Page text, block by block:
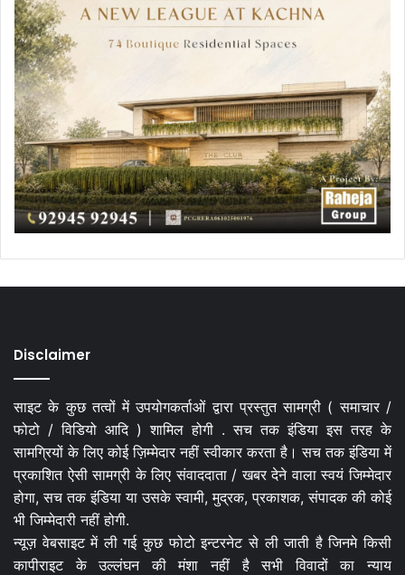
Disclaimer
साइट के कुछ तत्वों में उपयोगकर्ताओं द्वारा प्रस्तुत सामग्री ( समाचार /
फोटो / विडियो आदि ) शामिल होगी . सच तक इंडिया इस तरह के
सामग्रियों के लिए कोई ज़िम्मेदार नहीं स्वीकार करता है। सच तक इंडिया में
प्रकाशित ऐसी सामग्री के लिए संवाददाता / खबर देने वाला स्वयं जिम्मेदार
होगा, सच तक इंडिया या उसके स्वामी, मुद्रक, प्रकाशक, संपादक की कोई
भी जिम्मेदारी नहीं होगी.
न्यूज़ वेबसाइट में ली गई कुछ फोटो इन्टरनेट से ली जाती है जिनमे किसी
कापीराइट के उल्लंघन की मंशा नहीं है सभी विवादों का न्याय